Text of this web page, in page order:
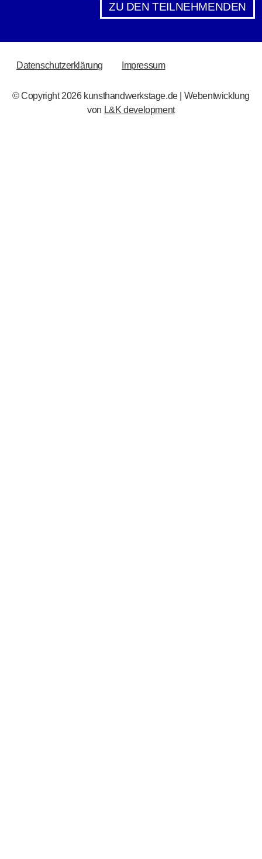
ZU DEN TEILNEHMENDEN
RECHTLICHES
Datenschutzerklärung Impressum
© Copyright 2026 kunsthandwerkstage.de | Webentwicklung
von L&K development